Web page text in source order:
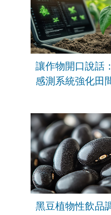
讓作物開口說話
感測系統強化田
黑豆植物性飲品